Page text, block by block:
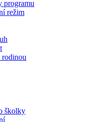
programu
režim
rodinou
školky